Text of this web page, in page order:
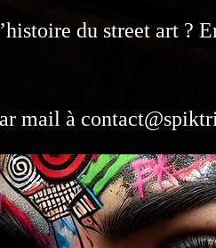
du street art ?
mail à